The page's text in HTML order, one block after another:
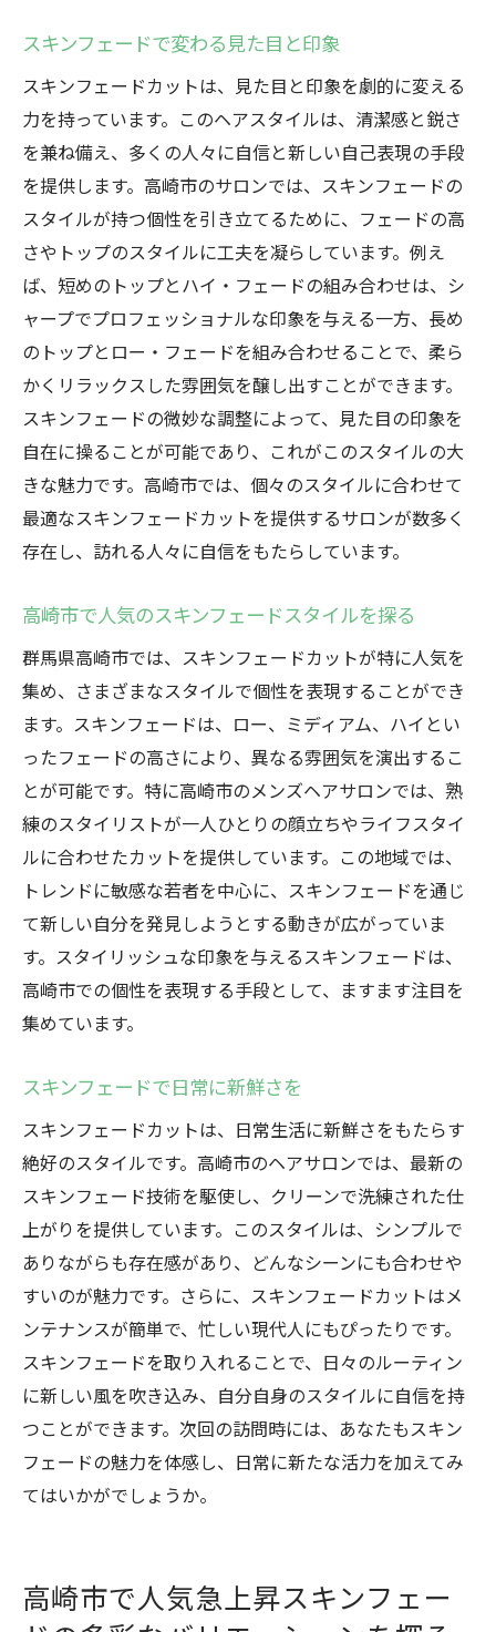
スキンフェードで変わる見た目と印象
スキンフェードカットは、見た目と印象を劇的に変える
力を持っています。このヘアスタイルは、清潔感と鋭さ
を兼ね備え、多くの人々に自信と新しい自己表現の手段
を提供します。高崎市のサロンでは、スキンフェードの
スタイルが持つ個性を引き立てるために、フェードの高
さやトップのスタイルに工夫を凝らしています。例え
ば、短めのトップとハイ・フェードの組み合わせは、シ
ャープでプロフェッショナルな印象を与える一方、長め
のトップとロー・フェードを組み合わせることで、柔ら
かくリラックスした雰囲気を醸し出すことができます。
スキンフェードの微妙な調整によって、見た目の印象を
自在に操ることが可能であり、これがこのスタイルの大
きな魅力です。高崎市では、個々のスタイルに合わせて
最適なスキンフェードカットを提供するサロンが数多く
存在し、訪れる人々に自信をもたらしています。
高崎市で人気のスキンフェードスタイルを探る
群馬県高崎市では、スキンフェードカットが特に人気を
集め、さまざまなスタイルで個性を表現することができ
ます。スキンフェードは、ロー、ミディアム、ハイとい
ったフェードの高さにより、異なる雰囲気を演出するこ
とが可能です。特に高崎市のメンズヘアサロンでは、熟
練のスタイリストが一人ひとりの顔立ちやライフスタイ
ルに合わせたカットを提供しています。この地域では、
トレンドに敏感な若者を中心に、スキンフェードを通じ
て新しい自分を発見しようとする動きが広がっていま
す。スタイリッシュな印象を与えるスキンフェードは、
高崎市での個性を表現する手段として、ますます注目を
集めています。
スキンフェードで日常に新鮮さを
スキンフェードカットは、日常生活に新鮮さをもたらす
絶好のスタイルです。高崎市のヘアサロンでは、最新の
スキンフェード技術を駆使し、クリーンで洗練された仕
上がりを提供しています。このスタイルは、シンプルで
ありながらも存在感があり、どんなシーンにも合わせや
すいのが魅力です。さらに、スキンフェードカットはメ
ンテナンスが簡単で、忙しい現代人にもぴったりです。
スキンフェードを取り入れることで、日々のルーティン
に新しい風を吹き込み、自分自身のスタイルに自信を持
つことができます。次回の訪問時には、あなたもスキン
フェードの魅力を体感し、日常に新たな活力を加えてみ
てはいかがでしょうか。
高崎市で人気急上昇スキンフェー